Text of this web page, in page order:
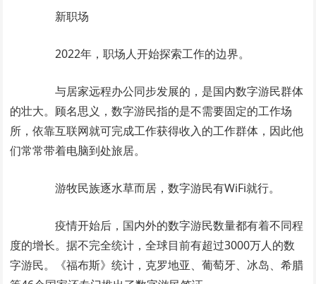
新职场
2022年，职场人开始探索工作的边界。
与居家远程办公同步发展的，是国内数字游民群体
的壮大。顾名思义，数字游民指的是不需要固定的工作场
所，依靠互联网就可完成工作获得收入的工作群体，因此他
们常常带着电脑到处旅居。
游牧民族逐水草而居，数字游民有WiFi就行。
疫情开始后，国内外的数字游民数量都有着不同程
度的增长。据不完全统计，全球目前有超过3000万人的数
字游民。《福布斯》统计，克罗地亚、葡萄牙、冰岛、希腊